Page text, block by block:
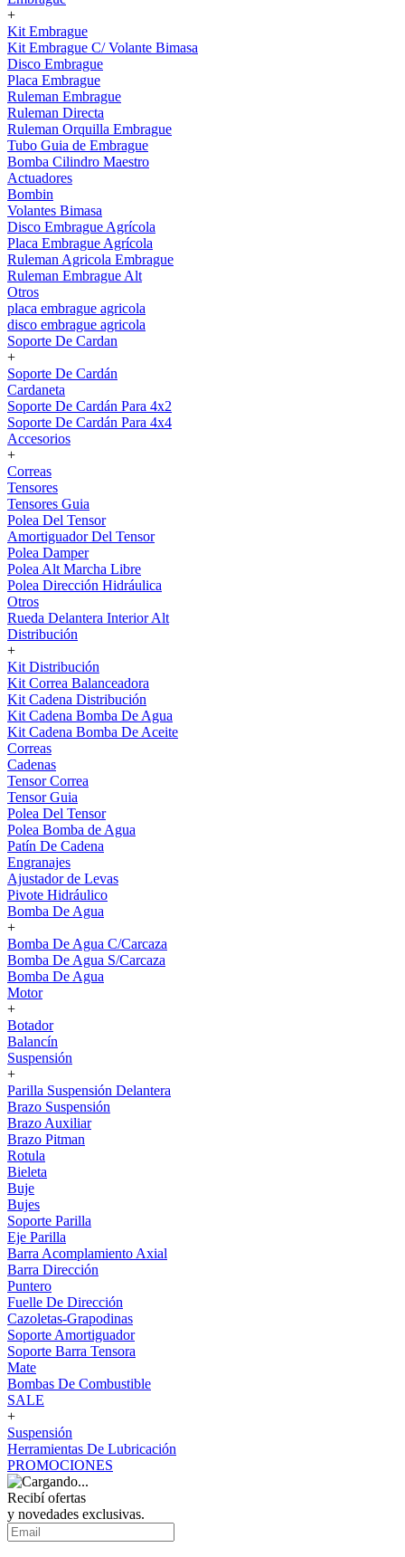
+
Kit Embrague
Kit Embrague C/ Volante Bimasa
Disco Embrague
Placa Embrague
Ruleman Embrague
Ruleman Directa
Ruleman Orquilla Embrague
Tubo Guia de Embrague
Bomba Cilindro Maestro
Actuadores
Bombin
Volantes Bimasa
Disco Embrague Agrícola
Placa Embrague Agrícola
Ruleman Agricola Embrague
Ruleman Embrague Alt
Otros
placa embrague agricola
disco embrague agricola
Soporte De Cardan
+
Soporte De Cardán
Cardaneta
Soporte De Cardán Para 4x2
Soporte De Cardán Para 4x4
Accesorios
+
Correas
Tensores
Tensores Guia
Polea Del Tensor
Amortiguador Del Tensor
Polea Damper
Polea Alt Marcha Libre
Polea Dirección Hidráulica
Otros
Rueda Delantera Interior Alt
Distribución
+
Kit Distribución
Kit Correa Balanceadora
Kit Cadena Distribución
Kit Cadena Bomba De Agua
Kit Cadena Bomba De Aceite
Correas
Cadenas
Tensor Correa
Tensor Guia
Polea Del Tensor
Polea Bomba de Agua
Patín De Cadena
Engranajes
Ajustador de Levas
Pivote Hidráulico
Bomba De Agua
+
Bomba De Agua C/Carcaza
Bomba De Agua S/Carcaza
Bomba De Agua
Motor
+
Botador
Balancín
Suspensión
+
Parilla Suspensión Delantera
Brazo Suspensión
Brazo Auxiliar
Brazo Pitman
Rotula
Bieleta
Buje
Bujes
Soporte Parilla
Eje Parilla
Barra Acomplamiento Axial
Barra Dirección
Puntero
Fuelle De Dirección
Cazoletas-Grapodinas
Soporte Amortiguador
Soporte Barra Tensora
Mate
Bombas De Combustible
SALE
+
Suspensión
Herramientas De Lubricación
PROMOCIONES
Recibí ofertas
y novedades exclusivas.